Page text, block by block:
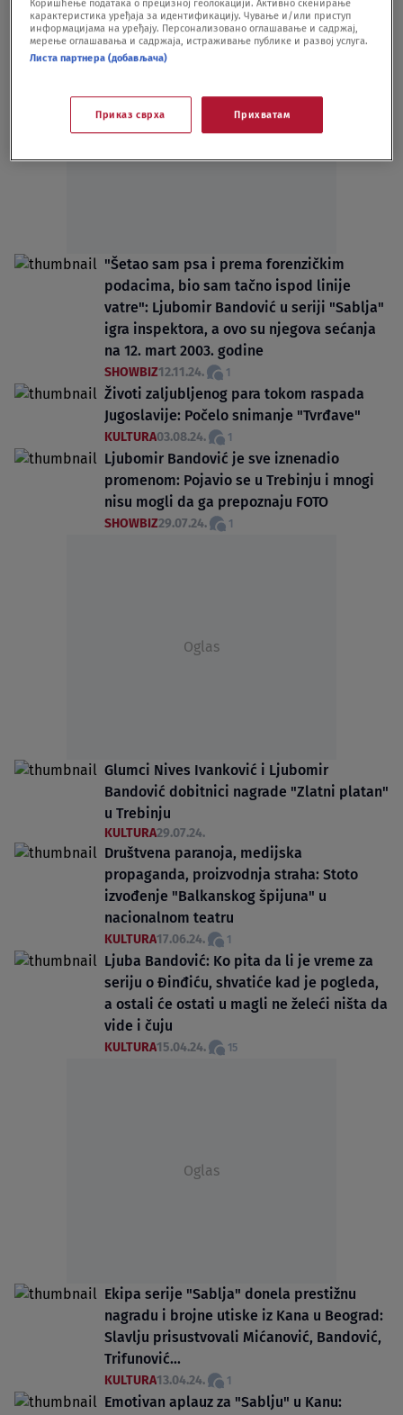
FUDBAL08.12.24.
"Šetao sam psa i prema forenzičkim
podacima, bio sam tačno ispod linije
vatre": Ljubomir Bandović u seriji "Sablja"
igra inspektora, a ovo su njegova sećanja
na 12. mart 2003. godine
SHOWBIZ12.11.24. 1
Životi zaljubljenog para tokom raspada
Jugoslavije: Počelo snimanje "Tvrđave"
KULTURA03.08.24. 1
Ljubomir Bandović je sve iznenadio
promenom: Pojavio se u Trebinju i mnogi
nisu mogli da ga prepoznaju FOTO
SHOWBIZ29.07.24. 1
Oglas
Glumci Nives Ivanković i Ljubomir
Bandović dobitnici nagrade "Zlatni platan"
u Trebinju
KULTURA29.07.24.
Društvena paranoja, medijska
propaganda, proizvodnja straha: Stoto
izvođenje "Balkanskog špijuna" u
nacionalnom teatru
KULTURA17.06.24. 1
Ljuba Bandović: Ko pita da li je vreme za
seriju o Đinđiću, shvatiće kad je pogleda,
a ostali će ostati u magli ne želeći ništa da
vide i čuju
KULTURA15.04.24. 15
Oglas
Ekipa serije "Sablja" donela prestižnu
nagradu i brojne utiske iz Kana u Beograd:
Slavlju prisustvovali Mićanović, Bandović,
Trifunović...
KULTURA13.04.24. 1
Emotivan aplauz za "Sablju" u Kanu:
Коришћење података о прецизној геолокацији. Активно скенирање
карактеристика уређаја за идентификацију. Чување и/или приступ
информацијама на уређају. Персонализовано оглашавање и садржај,
мерење оглашавања и садржаја, истраживање публике и развој услуга.
Листа партнера (добављача)
Приказ сврха Прихватам